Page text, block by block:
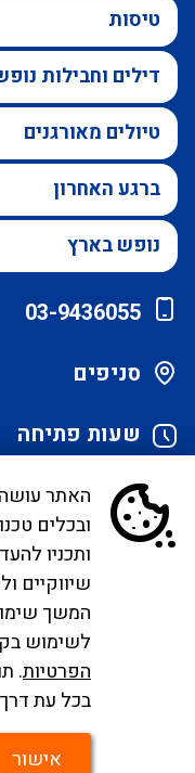
טיסות
דילים וחבילות
טיולים מאורגנים
ברגע האחרון
נופש בארץ
03-9436055
סניפים
שעות פתיחה
לקוחות יקרים,
הנחיית הממונה
רשות התעופה. עד
לפנות לבירורים
לפי חוק שרותי
ובכלים
ותכניו
שיווקיים
המשך
לשימוש
הפרטיות.
בכל עת
אישור